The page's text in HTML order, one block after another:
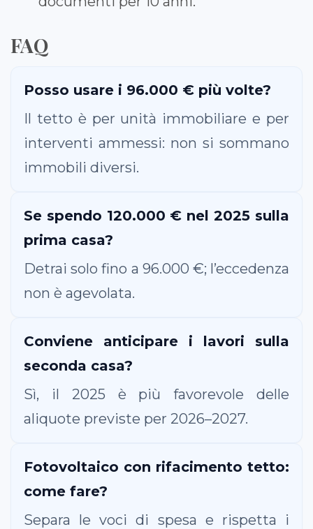
FAQ
Posso usare i 96.000 € più volte?
Il tetto è per unità immobiliare e per
interventi ammessi: non si sommano
immobili diversi.
Se spendo 120.000 € nel 2025 sulla
prima casa?
Detrai solo fino a 96.000 €; l’eccedenza
non è agevolata.
Conviene anticipare i lavori sulla
seconda casa?
Sì, il 2025 è più favorevole delle
aliquote previste per 2026–2027.
Fotovoltaico con rifacimento tetto:
come fare?
Separa le voci di spesa e rispetta i